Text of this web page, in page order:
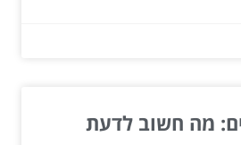
מה חשוב לדעת